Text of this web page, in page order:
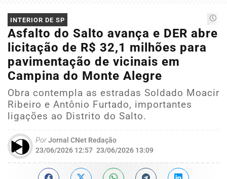
INTERIOR DE SP
Asfalto do Salto avança e DER abre
licitação de R$ 32,1 milhões para
pavimentação de vicinais em
Campina do Monte Alegre
Obra contempla as estradas Soldado Moacir
Ribeiro e Antônio Furtado, importantes
ligações ao Distrito do Salto.
PorJornal CNet Redação
23/06/2026 12:57 23/06/2026 13:09